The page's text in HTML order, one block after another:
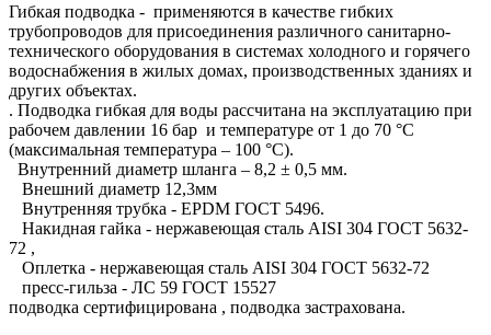
Гибкая подводка - применяются в качестве гибких
трубопроводов для присоединения различного санитарно-
технического оборудования в системах холодного и горячего
водоснабжения в жилых домах, производственных зданиях и
других объектах.
. Подводка гибкая для воды рассчитана на эксплуатацию при
рабочем давлении 16 бар и температуре от 1 до 70 °C
(максимальная температура – 100 °C).
Внутренний диаметр шланга – 8,2 ± 0,5 мм.
Внешний диаметр 12,3мм
Внутренняя трубка - ЕРDМ ГОСТ 5496.
Накидная гайка - нержавеющая сталь AISI 304 ГОСТ 5632-
72 ,
Оплетка - нержавеющая сталь AISI 304 ГОСТ 5632-72
пресс-гильза - ЛС 59 ГОСТ 15527
подводка сертифицирована , подводка застрахована.